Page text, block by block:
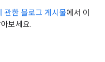
관한 블로그 게시물에서 이
보세요.